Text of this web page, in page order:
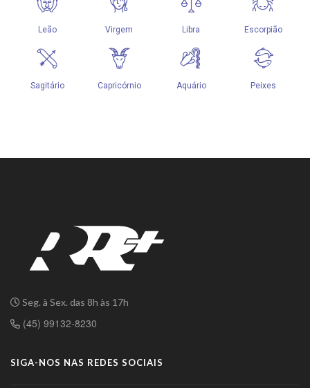
Seg. à Sex. das 8h às 17h
(45) 99132-8230
SIGA-NOS NAS REDES SOCIAIS